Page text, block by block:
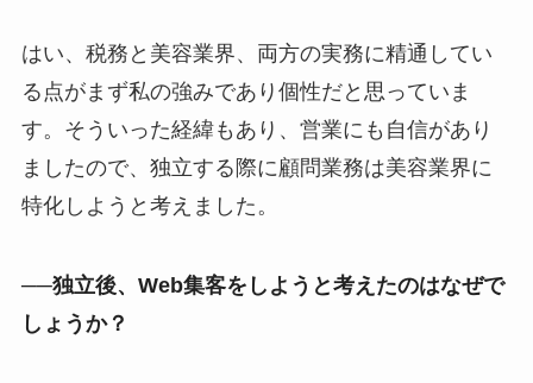
はい、税務と美容業界、両方の実務に精通してい
る点がまず私の強みであり個性だと思っていま
す。そういった経緯もあり、営業にも自信があり
ましたので、独立する際に顧問業務は美容業界に
特化しようと考えました。
──独立後、Web集客をしようと考えたのはなぜで
しょうか？